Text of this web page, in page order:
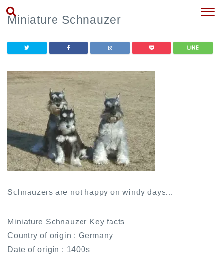
Miniature Schnauzer
Schnauzers are not happy on windy days…
Miniature Schnauzer Key facts
Country of origin : Germany
Date of origin : 1400s